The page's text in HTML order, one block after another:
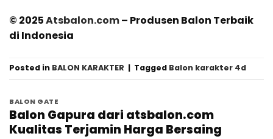
© 2025Atsbalon.com– Produsen Balon Terbaik
di Indonesia
Posted in BALON KARAKTER | Tagged Balon karakter 4d
BALON GATE
Balon Gapura dari atsbalon.com
Kualitas Terjamin Harga Bersaing